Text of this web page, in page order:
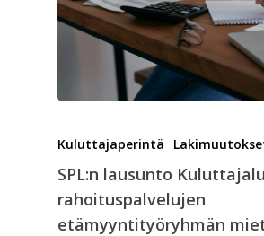
Kuluttajaperintä
SPL:n lausunto
rahoituspalvelujen
etämyyntityöryhmän